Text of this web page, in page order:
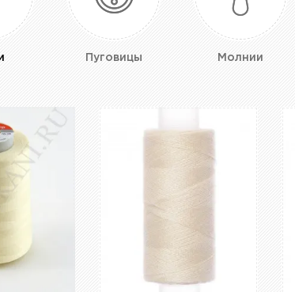
Пуговицы Молнии